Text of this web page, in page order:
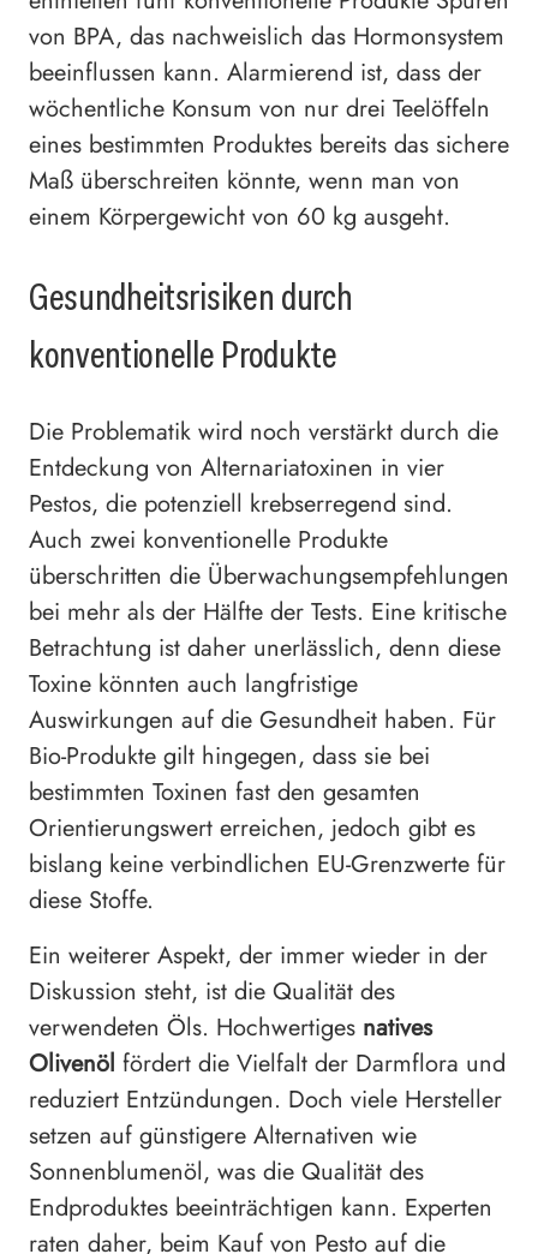
von BPA, das nachweislich das Hormonsystem
beeinflussen kann. Alarmierend ist, dass der
wöchentliche Konsum von nur drei Teelöffeln
eines bestimmten Produktes bereits das sichere
Maß überschreiten könnte, wenn man von
einem Körpergewicht von 60 kg ausgeht.
Gesundheitsrisiken durch
konventionelle Produkte
Die Problematik wird noch verstärkt durch die
Entdeckung von Alternariatoxinen in vier
Pestos, die potenziell krebserregend sind.
Auch zwei konventionelle Produkte
überschritten die Überwachungsempfehlungen
bei mehr als der Hälfte der Tests. Eine kritische
Betrachtung ist daher unerlässlich, denn diese
Toxine könnten auch langfristige
Auswirkungen auf die Gesundheit haben. Für
Bio-Produkte gilt hingegen, dass sie bei
bestimmten Toxinen fast den gesamten
Orientierungswert erreichen, jedoch gibt es
bislang keine verbindlichen EU-Grenzwerte für
diese Stoffe.
Ein weiterer Aspekt, der immer wieder in der
Diskussion steht, ist die Qualität des
verwendeten Öls. Hochwertiges natives
Olivenöl fördert die Vielfalt der Darmflora und
reduziert Entzündungen. Doch viele Hersteller
setzen auf günstigere Alternativen wie
Sonnenblumenöl, was die Qualität des
Endproduktes beeinträchtigen kann. Experten
raten daher, beim Kauf von Pesto auf die